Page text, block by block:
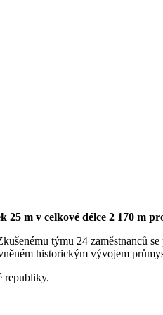
m v celkové délce 2 170 m
týmu 24 zaměstnanců
historickým vývojem
republiky.